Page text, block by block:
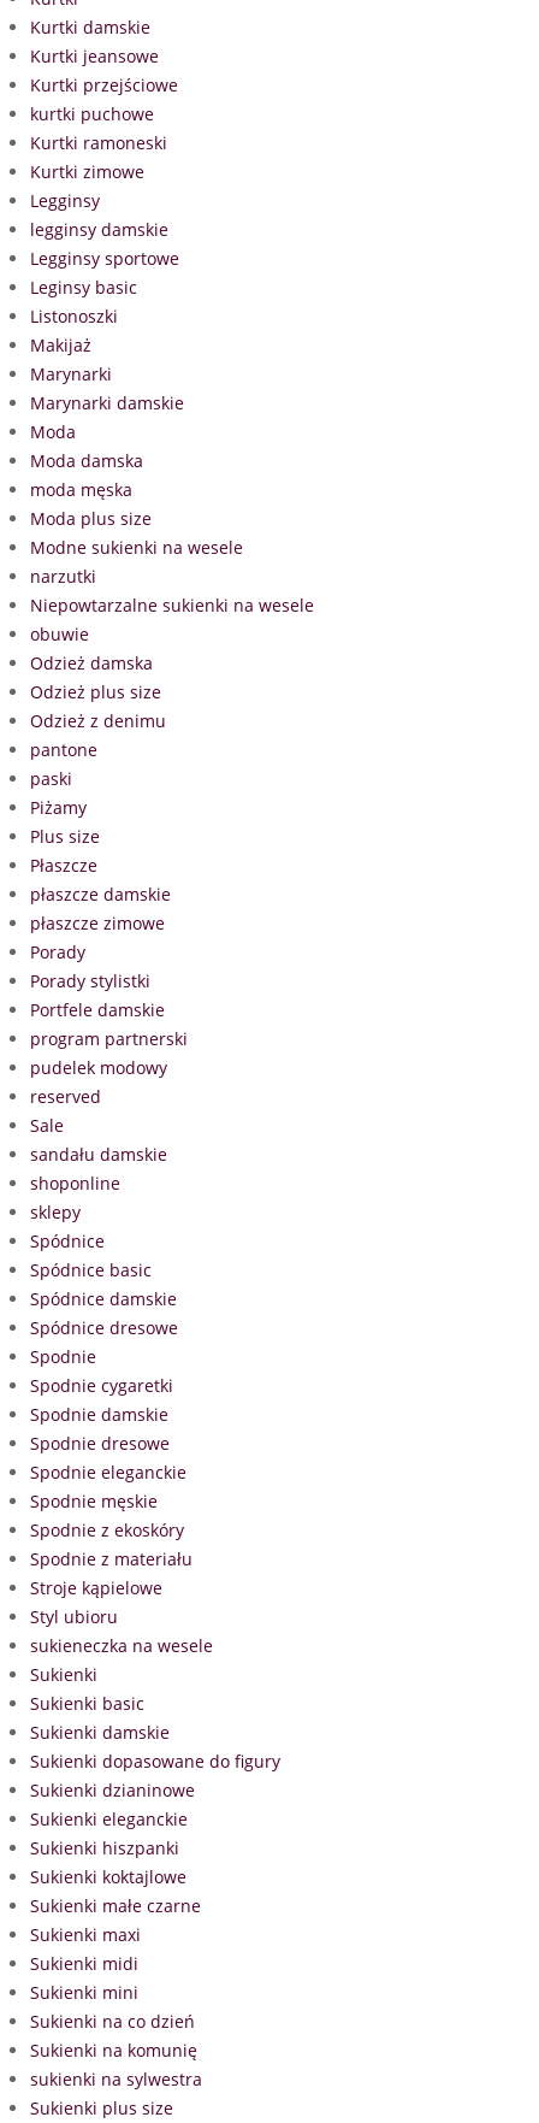
Kurtki damskie
Kurtki jeansowe
Kurtki przejściowe
kurtki puchowe
Kurtki ramoneski
Kurtki zimowe
Legginsy
legginsy damskie
Legginsy sportowe
Leginsy basic
Listonoszki
Makijaż
Marynarki
Marynarki damskie
Moda
Moda damska
moda męska
Moda plus size
Modne sukienki na wesele
narzutki
Niepowtarzalne sukienki na wesele
obuwie
Odzież damska
Odzież plus size
Odzież z denimu
pantone
paski
Piżamy
Plus size
Płaszcze
płaszcze damskie
płaszcze zimowe
Porady
Porady stylistki
Portfele damskie
program partnerski
pudelek modowy
reserved
Sale
sandału damskie
shoponline
sklepy
Spódnice
Spódnice basic
Spódnice damskie
Spódnice dresowe
Spodnie
Spodnie cygaretki
Spodnie damskie
Spodnie dresowe
Spodnie eleganckie
Spodnie męskie
Spodnie z ekoskóry
Spodnie z materiału
Stroje kąpielowe
Styl ubioru
sukieneczka na wesele
Sukienki
Sukienki basic
Sukienki damskie
Sukienki dopasowane do figury
Sukienki dzianinowe
Sukienki eleganckie
Sukienki hiszpanki
Sukienki koktajlowe
Sukienki małe czarne
Sukienki maxi
Sukienki midi
Sukienki mini
Sukienki na co dzień
Sukienki na komunię
sukienki na sylwestra
Sukienki plus size